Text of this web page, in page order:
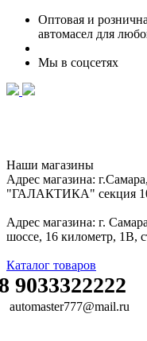
Оптовая и
автомасел для
Мы в соцсетях
Наши магазины
Адрес магазина:
"ГАЛАКТИКА" секция
Адрес магазина: г.
шоссе, 16 километр, 1В,
Каталог товаров
9033322222
automaster777@mail.ru